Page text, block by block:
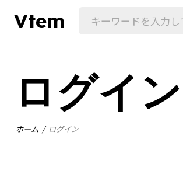
Vtem
ログイン
ホーム ログイン